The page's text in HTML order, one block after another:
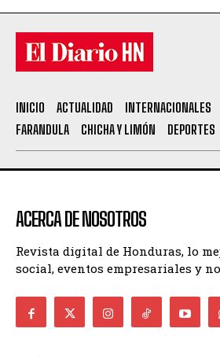
INICIO ACTUALIDAD INTERNACIONALES
FARANDULA
CHICHA Y LIMÓN DEPORTES
ACERCA DE NOSOTROS
Revista digital de Honduras, lo
social, eventos empresariales y